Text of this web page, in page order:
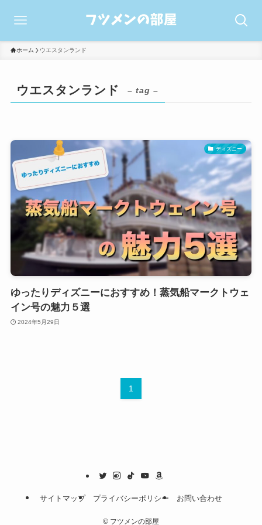
ホーム ウエスタンランド
ウエスタンランド – tag –
ディズニー
ゆったりディズニーにおすすめ！蒸気船マークトウェ
イン号の魅力５選
2024年5月29日
1
サイトマップ プライバシーポリシー お問い合わせ
© フツメンの部屋